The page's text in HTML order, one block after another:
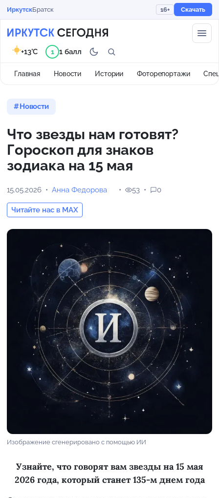
ИркутскБратск 16+ Скачать
Главная Новости Истории Фоторепортажи
+13°C 1 1 балл
Новости
Что звезды нам готовят?
Гороскоп для знаков
зодиака на 15 мая
15.05.2026 Анна Федорова
Читайте нас в MAX
53 0
Изображение сгенерировано с помощью ИИ
Узнайте, что говорят вам звезды на 15 мая
2026 года, который станет 135-м днем года